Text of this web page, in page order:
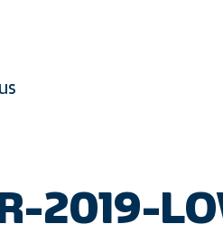
2019-